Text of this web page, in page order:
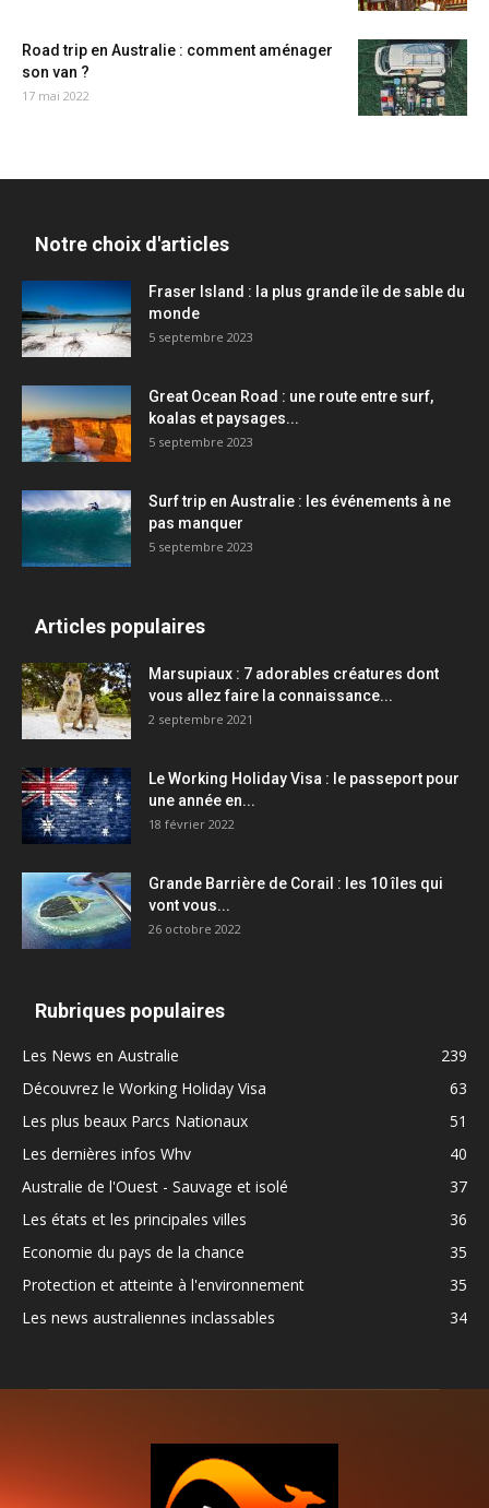
Road trip en Australie : comment aménager
son van ?
17 mai 2022
Notre choix d'articles
Fraser Island : la plus grande île de sable du
monde
5 septembre 2023
Great Ocean Road : une route entre surf,
koalas et paysages...
5 septembre 2023
Surf trip en Australie : les événements à ne
pas manquer
5 septembre 2023
Articles populaires
Marsupiaux : 7 adorables créatures dont
vous allez faire la connaissance...
2 septembre 2021
Le Working Holiday Visa : le passeport pour
une année en...
18 février 2022
Grande Barrière de Corail : les 10 îles qui
vont vous...
26 octobre 2022
Rubriques populaires
Les News en Australie
239
Découvrez le Working Holiday Visa
63
Les plus beaux Parcs Nationaux
51
Les dernières infos Whv
40
Australie de l'Ouest - Sauvage et isolé
37
Les états et les principales villes
36
Economie du pays de la chance
35
Protection et atteinte à l'environnement
35
Les news australiennes inclassables
34